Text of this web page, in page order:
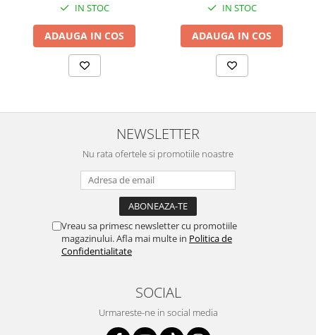
IN STOC
ADAUGA IN COS
IN STOC
ADAUGA IN COS
NEWSLETTER
Nu rata ofertele si promotiile noastre
Vreau sa primesc newsletter cu promotiile
magazinului. Afla mai multe in Politica de
Confidentialitate
SOCIAL
Urmareste-ne in social media